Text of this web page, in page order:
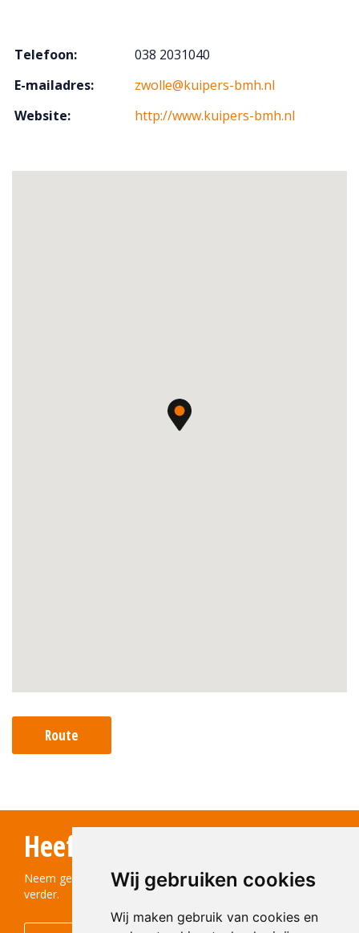
Wij gebruiken cookies
Wij maken gebruik van cookies en
Telefoon:
038 2031040
E-mailadres:
zwolle@kuipers-bmh.nl
Website:
http://www.kuipers-bmh.nl
Route
Heeft u vragen?
Neem gerust contact met ons op! We helpen u graag
verder.